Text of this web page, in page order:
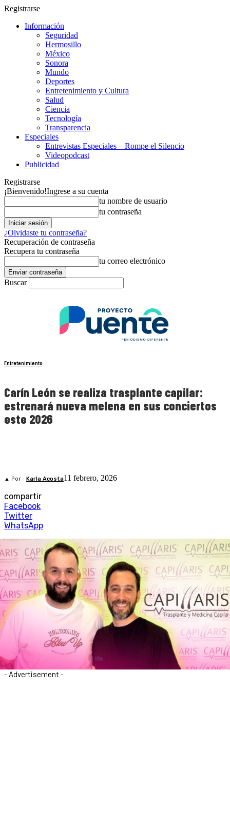
Registrarse
Información
Seguridad
Hermosillo
México
Sonora
Mundo
Deportes
Entretenimiento y Cultura
Salud
Ciencia
Tecnología
Transparencia
Especiales
Entrevistas Especiales – Rompe el Silencio
Videopodcast
Publicidad
Registrarse
¡Bienvenido!Ingrese a su cuenta
tu nombre de usuario
tu contraseña
¿Olvidaste tu contraseña?
Recuperación de contraseña
Recupera tu contraseña
tu correo electrónico
Buscar
Entretenimiento
Carín León se realiza trasplante capilar:
estrenará nueva melena en sus conciertos
este 2026
▲ Por Karla Acosta11 febrero, 2026
compartir
Facebook
Twitter
WhatsApp
- Advertisement -